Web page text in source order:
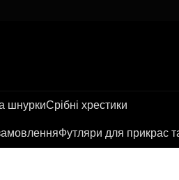
шнуркиСрібні хрестики
Футляри для прикрас